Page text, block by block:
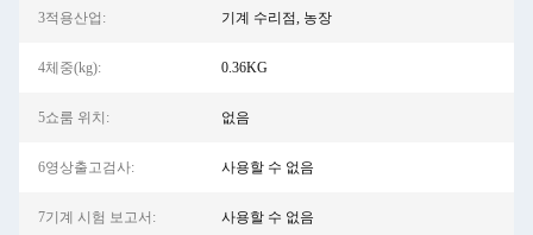
3적용산업: 기계 수리점, 농장
4체중(kg): 0.36KG
5쇼룸 위치: 없음
6영상출고검사: 사용할 수 없음
7기계 시험 보고서: 사용할 수 없음